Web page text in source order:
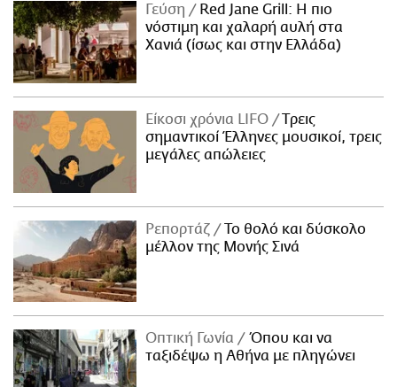
Γεύση
Red Jane Grill: Η πιο
νόστιμη και χαλαρή αυλή στα
Χανιά (ίσως και στην Ελλάδα)
Είκοσι χρόνια LIFO
Tρεις
σημαντικοί Έλληνες μουσικοί, τρεις
μεγάλες απώλειες
Ρεπορτάζ
Το θολό και δύσκολο
μέλλον της Μονής Σινά
Οπτική Γωνία
Όπου και να
ταξιδέψω η Αθήνα με πληγώνει